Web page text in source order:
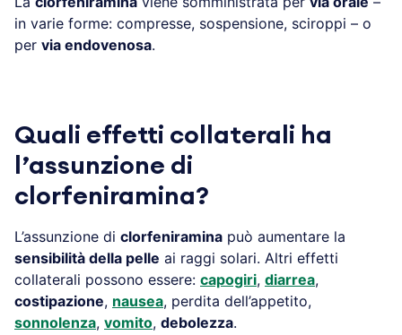
in varie forme: compresse, sospensione, sciroppi – o
per via endovenosa.
Quali effetti collaterali ha
l’assunzione di
clorfeniramina?
L’assunzione di clorfeniramina può aumentare la
sensibilità della pelle ai raggi solari. Altri effetti
collaterali possono essere: capogiri, diarrea,
costipazione, nausea, perdita dell’appetito,
sonnolenza, vomito, debolezza.